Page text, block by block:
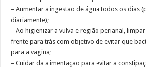
– Aumentar a ingestão de água todos os dias
diariamente);
– Ao higienizar a vulva e região perianal,
frente para trás com objetivo de evitar que
para a vagina;
– Cuidar da alimentação para evitar a